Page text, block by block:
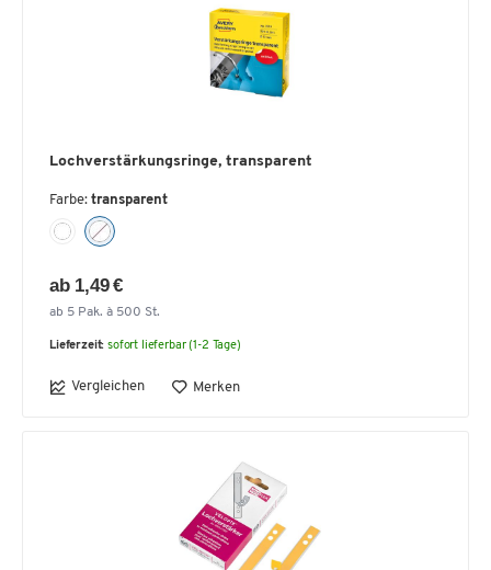
Lochverstärkungsringe, transparent
Farbe: transparent
ab 1,49 €
ab 5 Pak. à 500 St.
Lieferzeit: sofort lieferbar (1-2 Tage)
Vergleichen Merken